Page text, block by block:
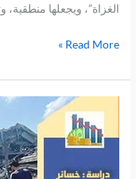
الغزاة”، ويجعلها
Read More »